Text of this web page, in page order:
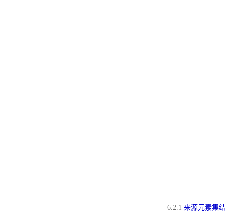
6.2.1 来源元素集